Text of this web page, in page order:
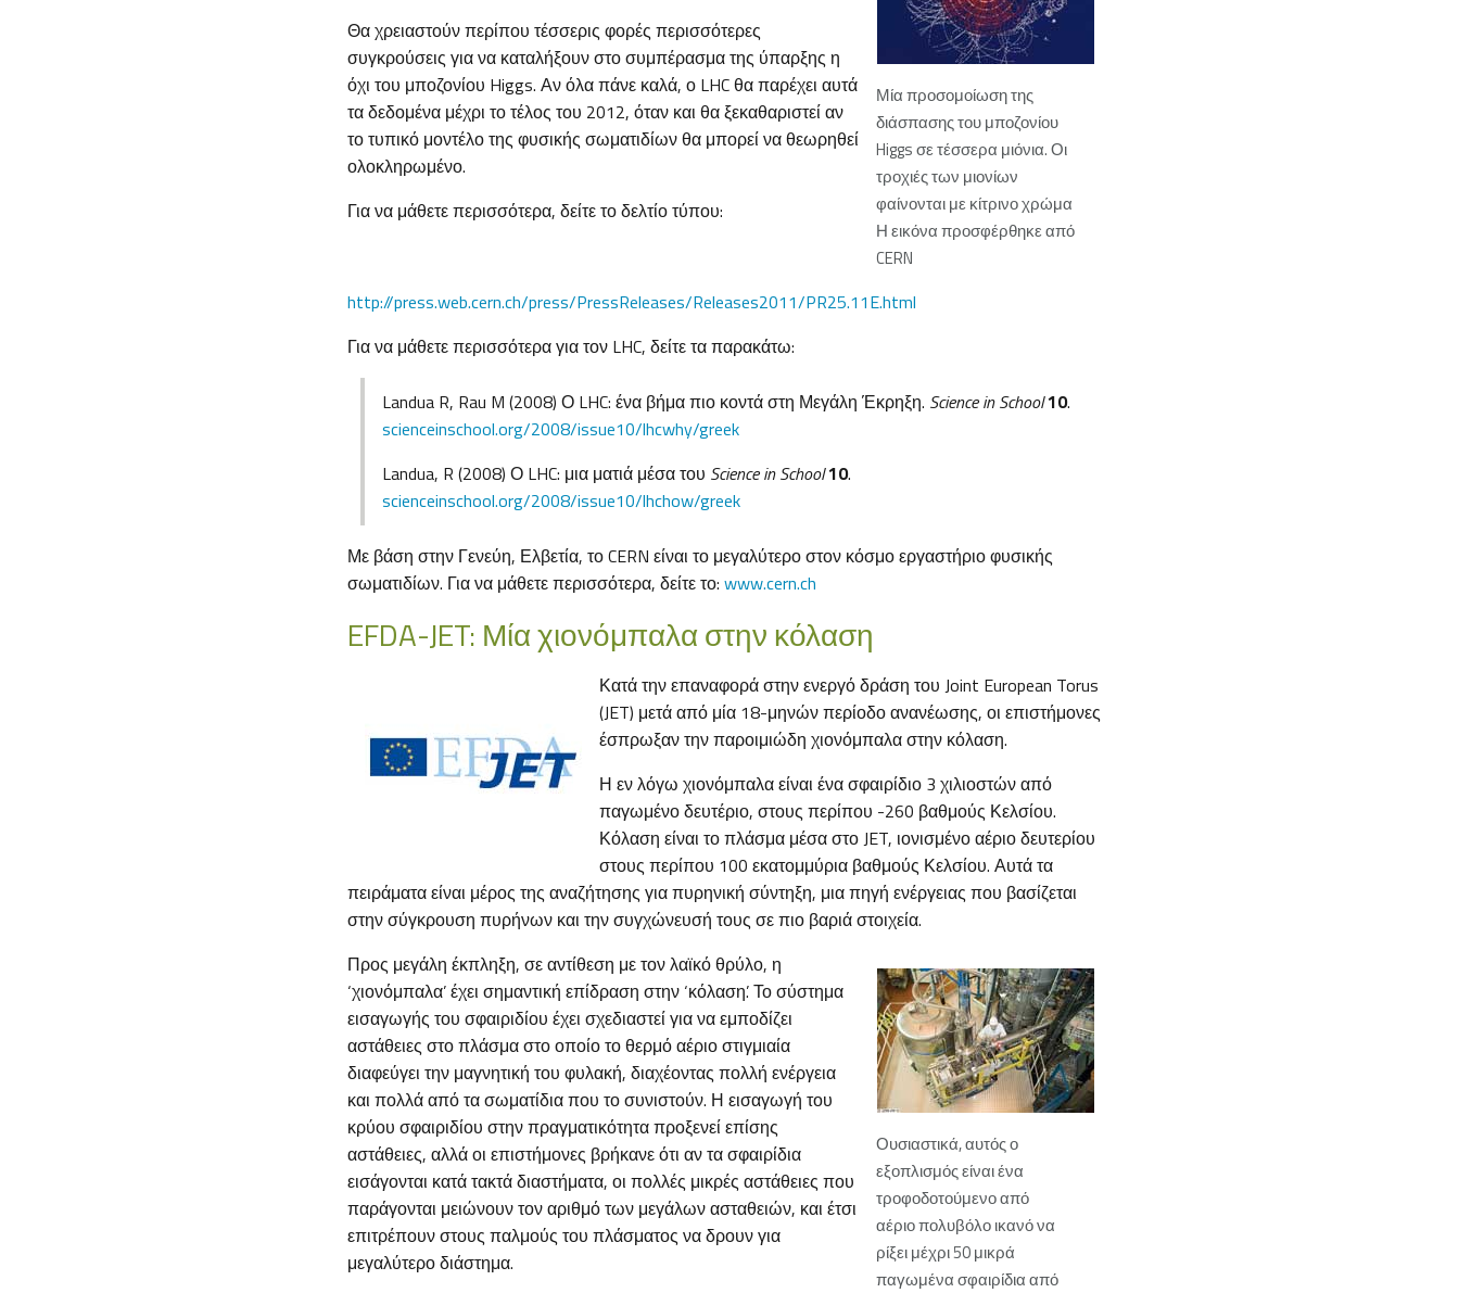
Μία προσομοίωση της
διάσπασης του μποζονίου
Higgs σε τέσσερα μιόνια. Οι
τροχιές των μιονίων
φαίνονται με κίτρινο χρώμα
Η εικόνα προσφέρθηκε από
CERN
Θα χρειαστούν περίπου τέσσερις φορές περισσότερες
συγκρούσεις για να καταλήξουν στο συμπέρασμα της ύπαρξης η
όχι του μποζονίου Higgs. Αν όλα πάνε καλά, ο LHC θα παρέχει αυτά
τα δεδομένα μέχρι το τέλος του 2012, όταν και θα ξεκαθαριστεί αν
το τυπικό μοντέλο της φυσικής σωματιδίων θα μπορεί να θεωρηθεί
ολοκληρωμένο.
Για να μάθετε περισσότερα, δείτε το δελτίο τύπου:
http://press.web.cern.ch/press/PressReleases/Releases2011/PR25.11E.html
Για να μάθετε περισσότερα για τον LHC, δείτε τα παρακάτω:
Landua R, Rau M (2008) Ο LHC: ένα βήμα πιο κοντά στη Μεγάλη Έκρηξη. Science in School10.
scienceinschool.org/2008/issue10/lhcwhy/greek
Landua, R (2008) Ο LHC: μια ματιά μέσα του Science in School10.
scienceinschool.org/2008/issue10/lhchow/greek
Με βάση στην Γενεύη, Ελβετία, το CERN είναι το μεγαλύτερο στον κόσμο εργαστήριο φυσικής
σωματιδίων. Για να μάθετε περισσότερα, δείτε το: www.cern.ch
EFDA-JET: Μία χιονόμπαλα στην κόλαση
Κατά την επαναφορά στην ενεργό δράση του Joint European Torus
(JET) μετά από μία 18-μηνών περίοδο ανανέωσης, οι επιστήμονες
έσπρωξαν την παροιμιώδη χιονόμπαλα στην κόλαση.
Η εν λόγω χιονόμπαλα είναι ένα σφαιρίδιο 3 χιλιοστών από
παγωμένο δευτέριο, στους περίπου -260 βαθμούς Κελσίου.
Κόλαση είναι το πλάσμα μέσα στο JET, ιονισμένο αέριο δευτερίου
στους περίπου 100 εκατομμύρια βαθμούς Κελσίου. Αυτά τα
πειράματα είναι μέρος της αναζήτησης για πυρηνική σύντηξη, μια πηγή ενέργειας που βασίζεται
στην σύγκρουση πυρήνων και την συγχώνευσή τους σε πιο βαριά στοιχεία.
Ουσιαστικά, αυτός ο
εξοπλισμός είναι ένα
τροφοδοτούμενο από
αέριο πολυβόλο ικανό να
ρίξει μέχρι 50 μικρά
παγωμένα σφαιρίδια από
Προς μεγάλη έκπληξη, σε αντίθεση με τον λαϊκό θρύλο, η
‘χιονόμπαλα’ έχει σημαντική επίδραση στην ‘κόλαση’. Το σύστημα
εισαγωγής του σφαιριδίου έχει σχεδιαστεί για να εμποδίζει
αστάθειες στο πλάσμα στο οποίο το θερμό αέριο στιγμιαία
διαφεύγει την μαγνητική του φυλακή, διαχέοντας πολλή ενέργεια
και πολλά από τα σωματίδια που το συνιστούν. Η εισαγωγή του
κρύου σφαιριδίου στην πραγματικότητα προξενεί επίσης
αστάθειες, αλλά οι επιστήμονες βρήκανε ότι αν τα σφαιρίδια
εισάγονται κατά τακτά διαστήματα, οι πολλές μικρές αστάθειες που
παράγονται μειώνουν τον αριθμό των μεγάλων ασταθειών, και έτσι
επιτρέπουν στους παλμούς του πλάσματος να δρουν για
μεγαλύτερο διάστημα.